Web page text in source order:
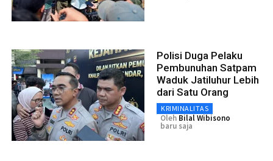
Polisi Duga Pelaku
Pembunuhan Satpam
Waduk Jatiluhur Lebih
dari Satu Orang
KRIMINALITAS
Oleh Bilal Wibisono
baru saja